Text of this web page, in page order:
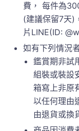
費， 每件為
(建議保留7天)
片LINE(ID:
如有下列情況
鑑賞期非試
組裝或裝設
箱寫上非原
以任何理由
由退貨或換